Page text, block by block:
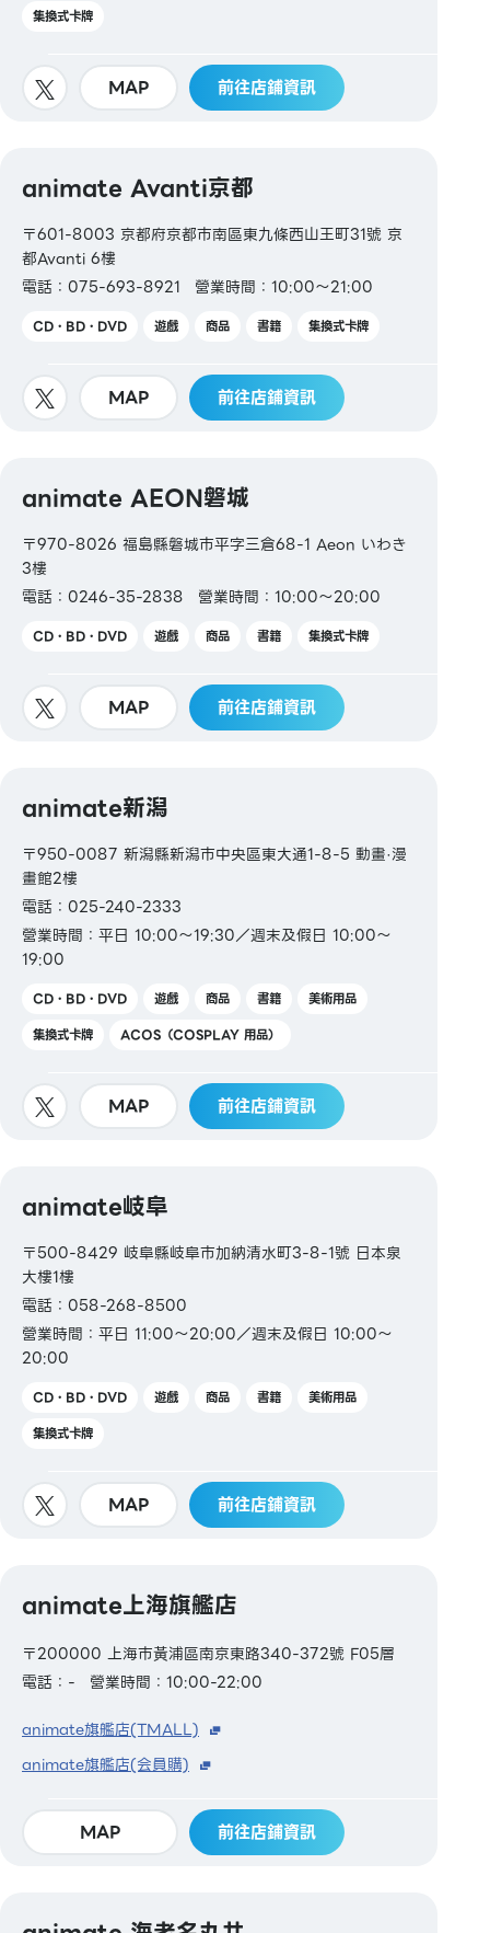
集換式卡牌
MAP 前往店鋪資訊
animate Avanti京都
〒601-8003 京都府京都市南區東九條西山王町31號 京
都Avanti 6樓
電話：075-693-8921
營業時間：10:00～21:00
CD・BD・DVD 遊戲 商品 書籍 集換式卡牌
MAP 前往店鋪資訊
animate AEON磐城
〒970-8026 福島縣磐城市平字三倉68-1 Aeon いわき
3樓
電話：0246-35-2838
營業時間：10:00～20:00
CD・BD・DVD 遊戲 商品 書籍 集換式卡牌
MAP 前往店鋪資訊
animate新潟
〒950-0087 新潟縣新潟市中央區東大通1-8-5 動畫·漫
畫館2樓
電話：025-240-2333
營業時間：平日 10:00～19:30／週末及假日 10:00～
19:00
CD・BD・DVD 遊戲 商品 書籍
美術用品
集換式卡牌
ACOS（COSPLAY 用品）
MAP 前往店鋪資訊
animate岐阜
〒500-8429 岐阜縣岐阜市加納清水町3-8-1號 日本泉
大樓1樓
電話：058-268-8500
營業時間：平日 11:00～20:00／週末及假日 10:00～
20:00
CD・BD・DVD 遊戲 商品 書籍
美術用品
集換式卡牌
MAP 前往店鋪資訊
animate上海旗艦店
〒200000 上海市黃浦區南京東路340-372號 F05層
電話：-
營業時間：10:00-22:00
animate旗艦店(TMALL)
animate旗艦店(会員購)
MAP 前往店鋪資訊